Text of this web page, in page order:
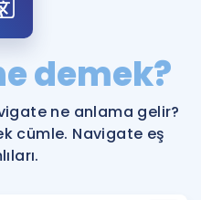
onlarca eğitim seni
demek?
ne anlama gelir?
cümle. Navigate eş